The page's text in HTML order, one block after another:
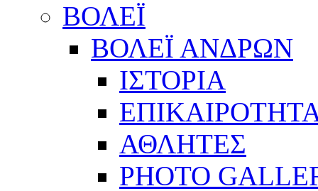
ΒΟΛΕΪ
ΒΟΛΕΪ ΑΝΔΡΩΝ
ΙΣΤΟΡΙΑ
ΑΘΛΗΤΕΣ
PHOTO